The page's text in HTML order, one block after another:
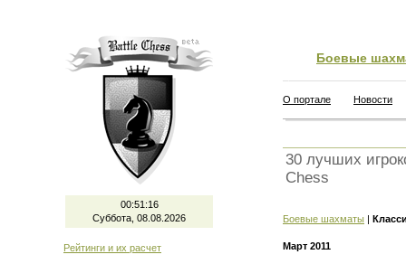
00:51:17
Суббота, 08.08.2026
Рейтинги и их расчет
Боевые
О портале Новости
30 лучших
Chess
Боевые шахматы |
Март 2011